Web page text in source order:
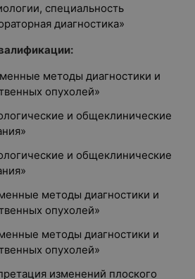
специальность
диагностика»
методы диагностики и
опухолей»
и общеклинические
и общеклинические
методы диагностики и
опухолей»
методы диагностики и
опухолей»
изменений плоского